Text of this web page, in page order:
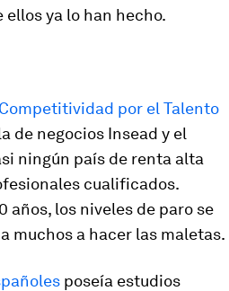
ellos ya lo han hecho.
por el Talento
de negocios Insead y el
ningún país de renta alta
cualificados.
años, los niveles de paro se
muchos a hacer las maletas.
poseía estudios